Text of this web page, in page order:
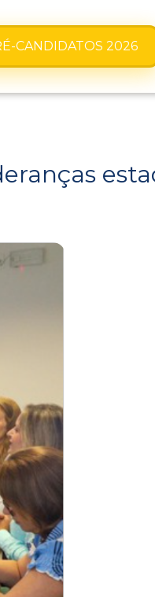
CANDIDATOS 2026